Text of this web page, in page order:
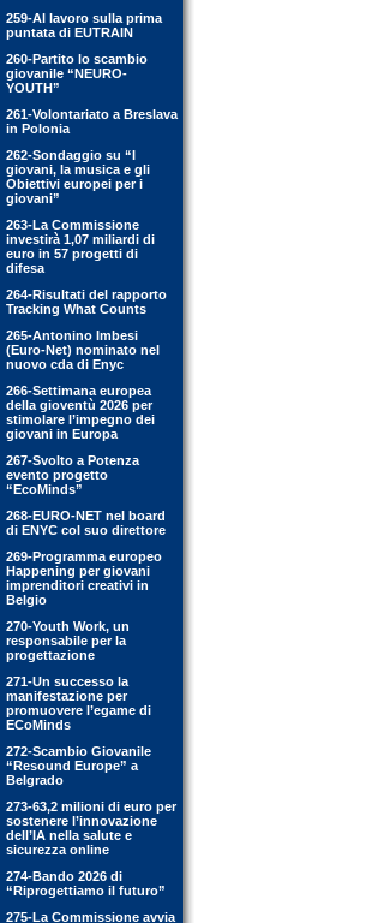
259-Al lavoro sulla prima
puntata di EUTRAIN
260-Partito lo scambio
giovanile “NEURO-
YOUTH”
261-Volontariato a Breslava
in Polonia
262-Sondaggio su “I
giovani, la musica e gli
Obiettivi europei per i
giovani”
263-La Commissione
investirà 1,07 miliardi di
euro in 57 progetti di
difesa
264-Risultati del rapporto
Tracking What Counts
265-Antonino Imbesi
(Euro-Net) nominato nel
nuovo cda di Enyc
266-Settimana europea
della gioventù 2026 per
stimolare l’impegno dei
giovani in Europa
267-Svolto a Potenza
evento progetto
“EcoMinds”
268-EURO-NET nel board
di ENYC col suo direttore
269-Programma europeo
Happening per giovani
imprenditori creativi in
Belgio
270-Youth Work, un
responsabile per la
progettazione
271-Un successo la
manifestazione per
promuovere l’egame di
ECoMinds
272-Scambio Giovanile
“Resound Europe” a
Belgrado
273-63,2 milioni di euro per
sostenere l’innovazione
dell’IA nella salute e
sicurezza online
274-Bando 2026 di
“Riprogettiamo il futuro”
275-La Commissione avvia